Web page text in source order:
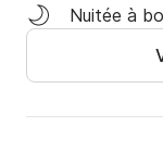
pour créer des
A bientôt à
Nuitée à